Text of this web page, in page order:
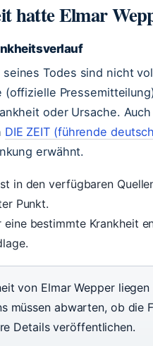
hatte Elmar
seines Todes sind nicht
(offizielle
oder Ursache.
DIE ZEIT (führende
erwähnt.
in den verfügbaren
Punkt.
eine bestimmte Krankheit
von Elmar Wepper
müssen abwarten, ob die
Details veröffentlichen.